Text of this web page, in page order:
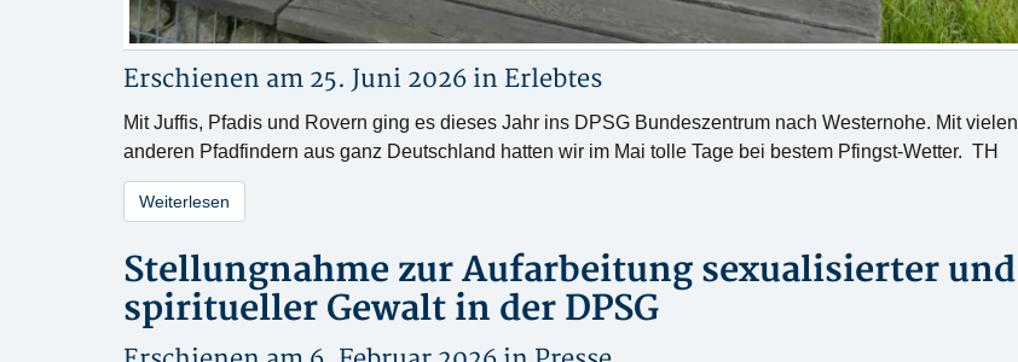
Erschienen am 25. Juni 2026 in Erlebtes
Mit Juffis, Pfadis und Rovern ging es dieses Jahr ins DPSG Bundeszentrum nach Westernohe. Mit vielen
anderen Pfadfindern aus ganz Deutschland hatten wir im Mai tolle Tage bei bestem Pfingst-Wetter. TH
Weiterlesen
Stellungnahme zur Aufarbeitung sexualisierter und
spiritueller Gewalt in der DPSG